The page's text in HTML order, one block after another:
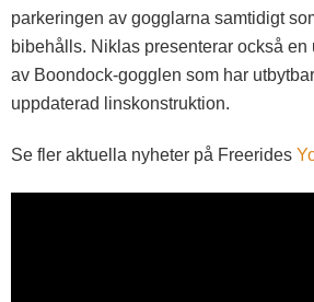
parkeringen av gogglarna samtidigt
bibehålls. Niklas presenterar också en
av Boondock-gogglen som har
uppdaterad linskonstruktion.
Se fler aktuella nyheter på Freerides